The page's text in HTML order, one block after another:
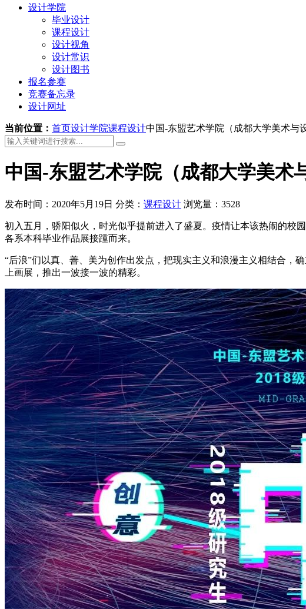
设计学院
毕业设计
课程设计
设计视角
设计常识
设计图书
报名参赛
竞赛备忘录
设计网址
当前位置： 首页设计学院课程设计中国-东盟艺术学院（成都大学美术与
中国-东盟艺术学院（成都大学美术
发布时间：2020年5月19日 分类： 课程设计 浏览量：3528
初入五月，骄阳似火，时光似乎提前进入了盛夏。疫情让本该热闹的校
各系本科毕业作品展接踵而来。
“后浪”们以真、善、美为创作出发点，把现实主义和浪漫主义相结合，
上画展，推出一波接一波的精彩。